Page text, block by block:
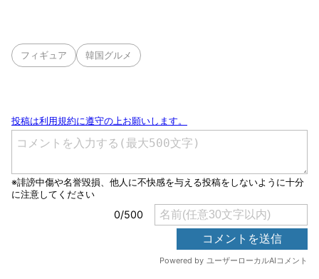
フィギュア 韓国グルメ